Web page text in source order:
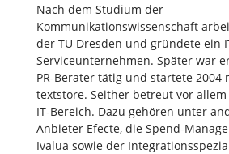
Nach dem Studium der
Kommunikationswissenschaft
der TU Dresden und gründete ein
Serviceunternehmen. Später war
PR-Berater tätig und startete 2004
textstore. Seither betreut vor
IT-Bereich. Dazu gehören unter
Anbieter Efecte, die Spend-
Ivalua sowie der